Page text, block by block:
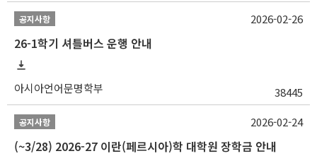
공지사항
26-1학기 셔틀버스 운행 안내
아시아언어문명학부 38445
2026-02-26
공지사항
(~3/28) 2026-27 이란(페르시아)학 대학원 장학금 안내
2026-02-24